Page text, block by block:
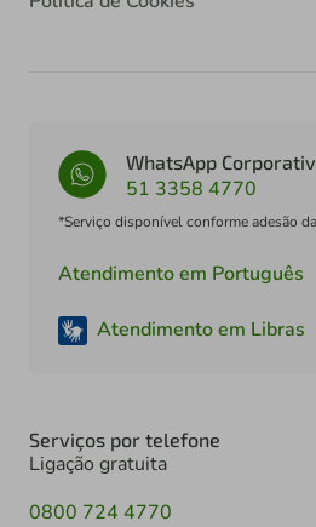
WhatsApp
51 3358 4770
*Serviço disponível conforme adesão
Atendimento em Português
Atendimento em Libras
Serviços por telefone
Ligação gratuita
0800 724 4770